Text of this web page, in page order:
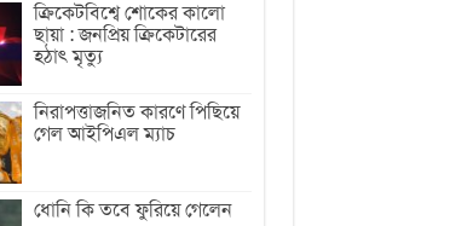
ক্রিকেটবিশ্বে শোকের কালো
ছায়া : জনপ্রিয় ক্রিকেটারের
হঠাৎ মৃত্যু
নিরাপত্তাজনিত কারণে পিছিয়ে
গেল আইপিএল ম্যাচ
ধোনি কি তবে ফুরিয়ে গেলেন